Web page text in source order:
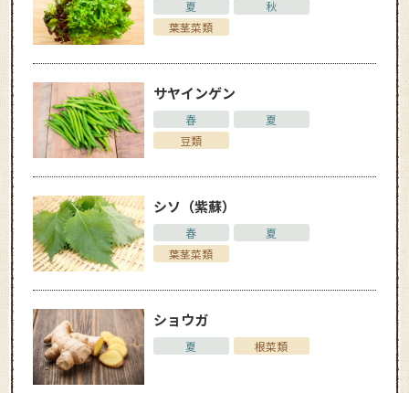
夏
秋
葉茎菜類
サヤインゲン
春
夏
豆類
シソ（紫蘇）
春
夏
葉茎菜類
ショウガ
夏 根菜類